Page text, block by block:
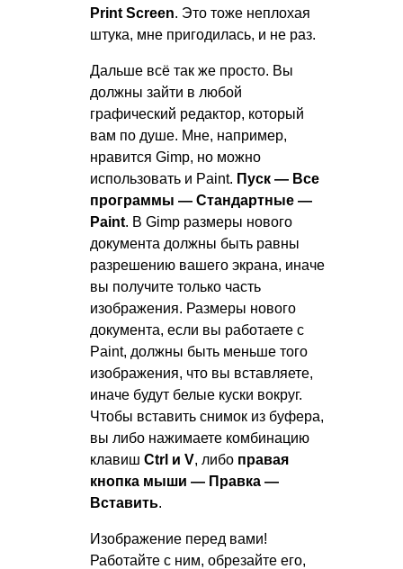
Print Screen. Это тоже неплохая
штука, мне пригодилась, и не раз.
Дальше всё так же просто. Вы
должны зайти в любой
графический редактор, который
вам по душе. Мне, например,
нравится Gimp, но можно
использовать и Paint. Пуск — Все
программы — Стандартные —
Paint. В Gimp размеры нового
документа должны быть равны
разрешению вашего экрана, иначе
вы получите только часть
изображения. Размеры нового
документа, если вы работаете с
Paint, должны быть меньше того
изображения, что вы вставляете,
иначе будут белые куски вокруг.
Чтобы вставить снимок из буфера,
вы либо нажимаете комбинацию
клавиш Ctrl и V, либо правая
кнопка мыши — Правка —
Вставить.
Изображение перед вами!
Работайте с ним, обрезайте его,